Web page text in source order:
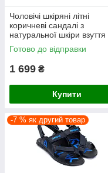
Чоловічі шкіряні літні
коричневі сандалі з
натуральної шкіри взуття
літо
Готово до відправки
1 699 ₴
Купити
-7 % як другий товар